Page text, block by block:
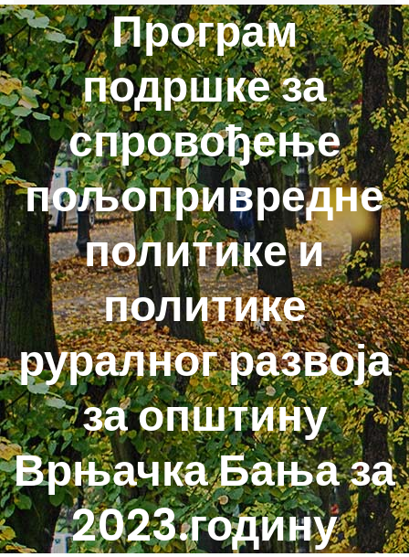
Програм
подршке за
спровођење
пољопривредне
политике и
политике
руралног развоја
за општину
Врњачка Бања за
2023.годину